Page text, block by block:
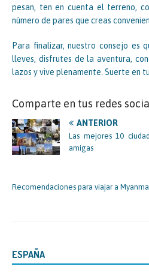
pesan, ten en cuenta el terreno,
número de pares que creas
Para finalizar, nuestro consejo es
lleves, disfrutes de la aventura,
lazos y vive plenamente. Suerte en
Comparte en tus redes
ANTERIOR
Las mejores 10
amigas
Recomendaciones para viajar a
ESPAÑA